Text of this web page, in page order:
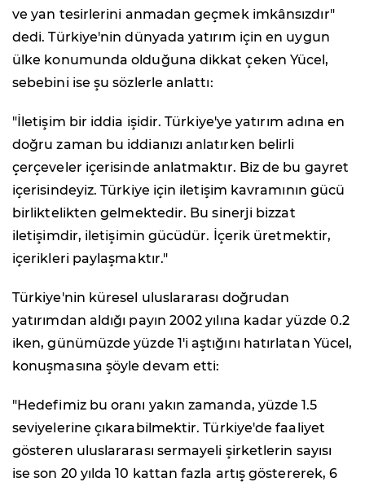
ve yan tesirlerini anmadan geçmek imkânsızdır"
dedi. Türkiye'nin dünyada yatırım için en uygun
ülke konumunda olduğuna dikkat çeken Yücel,
sebebini ise şu sözlerle anlattı:
"İletişim bir iddia işidir. Türkiye'ye yatırım adına en
doğru zaman bu iddianızı anlatırken belirli
çerçeveler içerisinde anlatmaktır. Biz de bu gayret
içerisindeyiz. Türkiye için iletişim kavramının gücü
birliktelikten gelmektedir. Bu sinerji bizzat
iletişimdir, iletişimin gücüdür. İçerik üretmektir,
içerikleri paylaşmaktır."
Türkiye'nin küresel uluslararası doğrudan
yatırımdan aldığı payın 2002 yılına kadar yüzde 0.2
iken, günümüzde yüzde 1'i aştığını hatırlatan Yücel,
konuşmasına şöyle devam etti:
"Hedefimiz bu oranı yakın zamanda, yüzde 1.5
seviyelerine çıkarabilmektir. Türkiye'de faaliyet
gösteren uluslararası sermayeli şirketlerin sayısı
ise son 20 yılda 10 kattan fazla artış göstererek, 6